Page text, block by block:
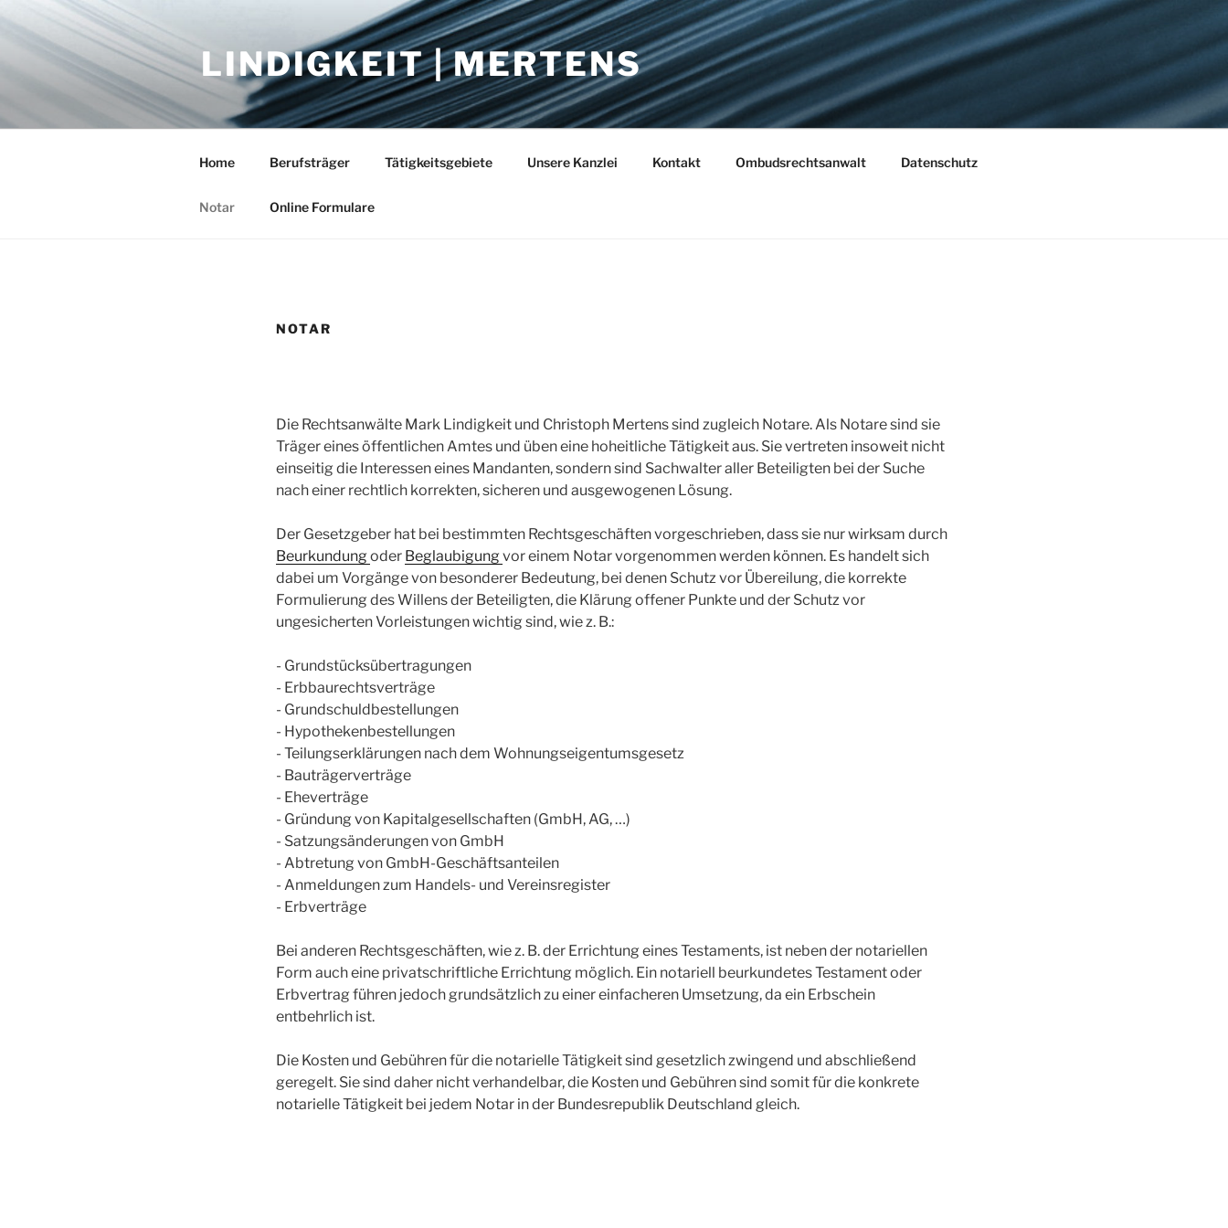
Inhalt
LINDIGKEIT | MERTENS
Home Berufsträger Tätigkeitsgebiete Unsere Kanzlei Kontakt Ombudsrechtsanwalt Datenschutz
Notar Online Formulare
NOTAR
Die Rechtsanwälte Mark Lindigkeit und Christoph Mertens sind zugleich Notare. Als Notare sind sie
Träger eines öffentlichen Amtes und üben eine hoheitliche Tätigkeit aus. Sie vertreten insoweit nicht
einseitig die Interessen eines Mandanten, sondern sind Sachwalter aller Beteiligten bei der Suche
nach einer rechtlich korrekten, sicheren und ausgewogenen Lösung.
Der Gesetzgeber hat bei bestimmten Rechtsgeschäften vorgeschrieben, dass sie nur wirksam durch
Beurkundungoder Beglaubigungvor einem Notar vorgenommen werden können. Es handelt sich
dabei um Vorgänge von besonderer Bedeutung, bei denen Schutz vor Übereilung, die korrekte
Formulierung des Willens der Beteiligten, die Klärung offener Punkte und der Schutz vor
ungesicherten Vorleistungen wichtig sind, wie z. B.:
- Grundstücksübertragungen
- Erbbaurechtsverträge
- Grundschuldbestellungen
- Hypothekenbestellungen
- Teilungserklärungen nach dem Wohnungseigentumsgesetz
- Bauträgerverträge
- Eheverträge
- Gründung von Kapitalgesellschaften (GmbH, AG, …)
- Satzungsänderungen von GmbH
- Abtretung von GmbH-Geschäftsanteilen
- Anmeldungen zum Handels- und Vereinsregister
- Erbverträge
Bei anderen Rechtsgeschäften, wie z. B. der Errichtung eines Testaments, ist neben der notariellen
Form auch eine privatschriftliche Errichtung möglich. Ein notariell beurkundetes Testament oder
Erbvertrag führen jedoch grundsätzlich zu einer einfacheren Umsetzung, da ein Erbschein
entbehrlich ist.
Die Kosten und Gebühren für die notarielle Tätigkeit sind gesetzlich zwingend und abschließend
geregelt. Sie sind daher nicht verhandelbar, die Kosten und Gebühren sind somit für die konkrete
notarielle Tätigkeit bei jedem Notar in der Bundesrepublik Deutschland gleich.